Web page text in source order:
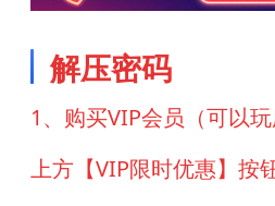
解压密码
1、购买VIP会员（可以
上方【VIP限时优惠】按